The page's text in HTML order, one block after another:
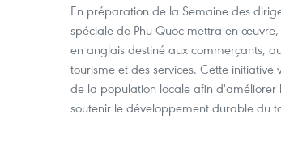
En préparation de la Semaine des
spéciale de Phu Quoc mettra en
en anglais destiné aux commerçants,
tourisme et des services. Cette
de la population locale afin d'améliorer
soutenir le développement durable du